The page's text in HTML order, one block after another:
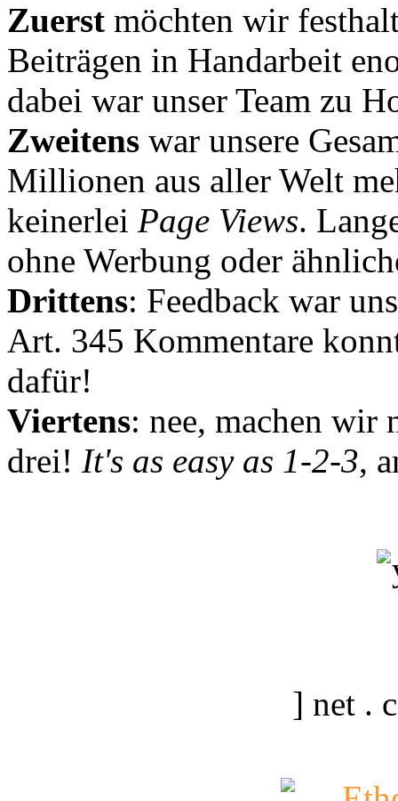
Zuerst möchten wir
Beiträgen in Handarbeit
dabei war unser Team zu
Zweitens war unsere
Millionen aus aller Welt
keinerlei Page Views.
ohne Werbung oder
Drittens: Feedback war
Art. 345 Kommentare
dafür!
Viertens: nee, machen wir
drei! It's as easy as 1-2-3,
] net .